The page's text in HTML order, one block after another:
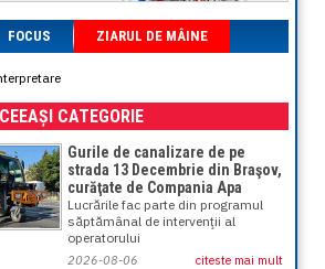
FOCUS ZIARUL DE MÂINE
CATEGORIE
Gurile de canalizare de pe
strada 13 Decembrie din Braşov,
curăţate de Compania Apa
Lucrările fac parte din programul
săptămânal de intervenţii al
operatorului
2026-08-06 citeste mai mult